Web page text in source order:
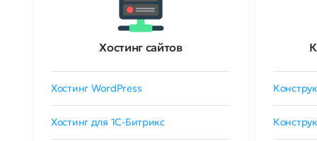
Хостинг сайтов
Хостинг WordPress
Хостинг для 1C-Битрикс